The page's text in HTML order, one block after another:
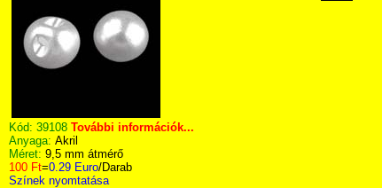
Kód: 39108 További információk...
Anyaga: Akril
Méret: 9,5 mm átmérő
100 Ft=0.29 Euro/Darab
Színek nyomtatása